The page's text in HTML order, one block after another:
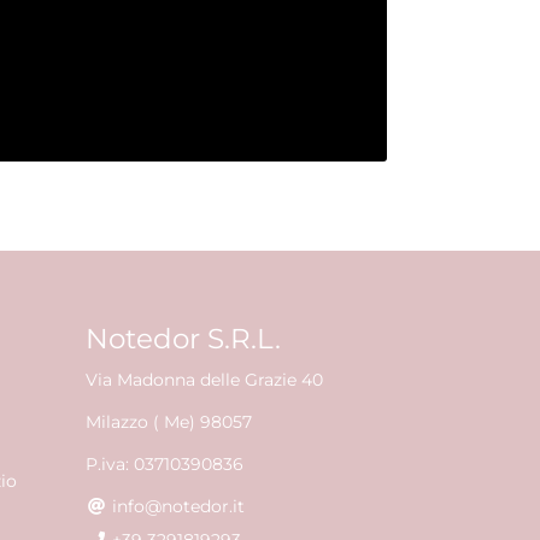
Notedor S.R.L.
Via Madonna delle Grazie 40
Milazzo ( Me) 98057
P.iva: 03710390836
info@notedor.it